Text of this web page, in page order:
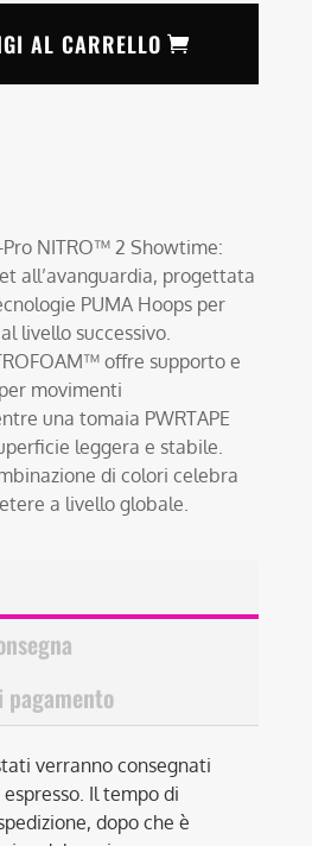
AL CARRELLO
NITRO™ 2 Showtime:
all’avanguardia, progettata
PUMA Hoops per
livello successivo.
offre supporto e
movimenti
una tomaia PWRTAPE
leggera e stabile.
di colori celebra
a livello globale.
verranno consegnati
Il tempo di
dopo che è